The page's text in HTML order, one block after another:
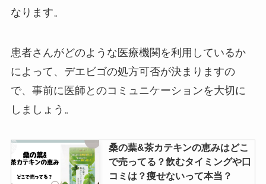
なります。
患者さんがどのような医療機関を利用しているか
によって、デエビゴの処方可否が決まりますの
で、事前に医師とのコミュニケーションを大切に
しましょう。
桑の葉&茶カテキンの恵みはどこ
で売ってる？飲むタイミングや口
コミは？痩せないって本当？